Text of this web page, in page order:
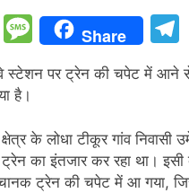
LinkedIn
Message
Share
स्टेशन पर ट्रेन की चपेट में आने
है।
के लोधा टीकूर गांव
का इंतजार कर रहा था।
ट्रेन की चपेट में आ गया,